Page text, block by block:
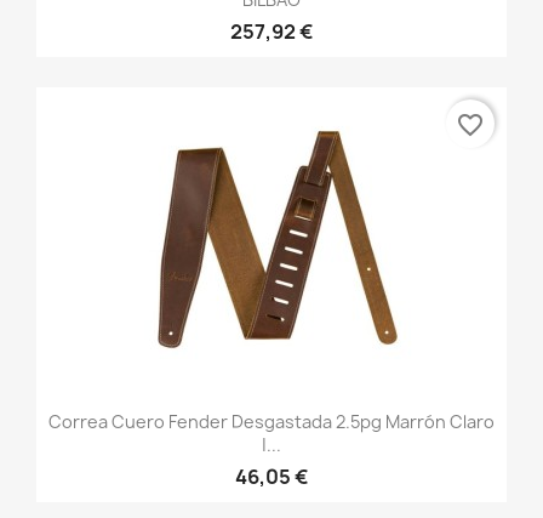
257,92 €
Correa Cuero Fender Desgastada 2.5pg Marrón Claro
|...
46,05 €
favorite_border